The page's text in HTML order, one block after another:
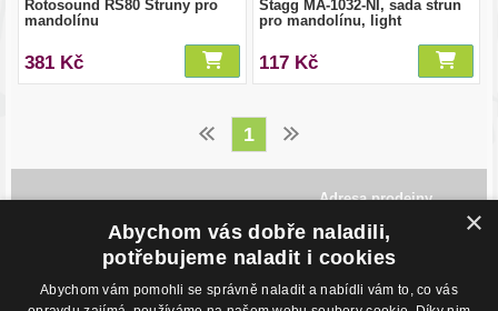
Rotosound RS80 Struny pro
mandolínu
381 Kč
Stagg MA-1032-NI, sada strun
pro mandolínu, light
117 Kč
1
Adresa prodejny
Havlíčkovo Nábřeží 28,
702 00, Ostrava
Česká Republika
×
Abychom vás dobře naladili,
potřebujeme naladit i cookies
Abychom vám pomohli se správně naladit a nabídli vám to, co vás